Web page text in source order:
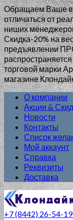
Обращаем Ваше
отличаться от
ниших
Скидка-20% на
предъявлении
торговой марки
магазине
О компании
Акции &
Новости
Контакты
Список
Мой аккаунт
Справка
Реквизиты
Доставка
+7 (8442) 26-54-